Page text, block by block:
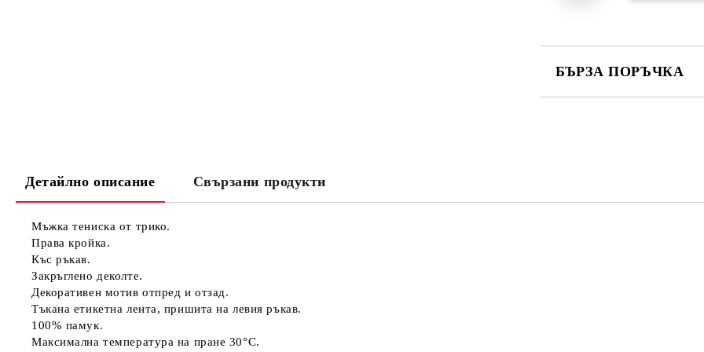
БЪРЗА ПОРЪЧКА
Детайлно описание Свързани продукти
Мъжка тениска от трико.
Права кройка.
Къс ръкав.
Закръглено деколте.
Декоративен мотив отпред и отзад.
Тъкана етикетна лента, пришита на левия ръкав.
100% памук.
Максимална температура на пране 30°C.